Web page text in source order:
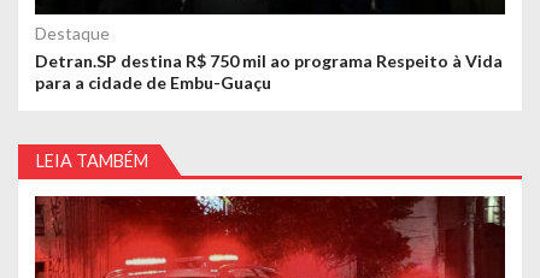
Destaque
Detran.SP destina R$ 750 mil ao programa Respeito à Vida
para a cidade de Embu-Guaçu
LEIA TAMBÉM